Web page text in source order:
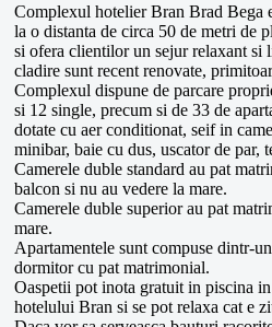
Complexul hotelier Bran Brad Bega
la o distanta de circa 50 de metri de
si ofera clientilor un sejur relaxant si
cladire sunt recent renovate,
Complexul dispune de parcare
si 12 single, precum si de 33 de
dotate cu aer conditionat, seif in
minibar, baie cu dus, uscator de par,
Camerele duble standard au pat
balcon si nu au vedere la mare.
Camerele duble superior au pat
mare.
Apartamentele sunt compuse dintr-
dormitor cu pat matrimonial.
Oaspetii pot inota gratuit in piscina
hotelului Bran si se pot relaxa cat e